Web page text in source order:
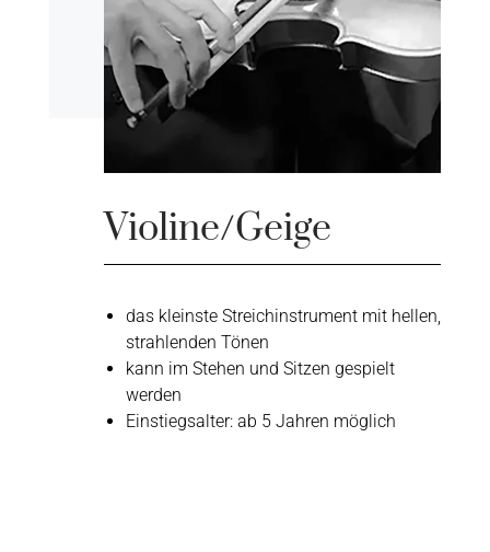
Violine/Geige
das kleinste Streichinstrument mit hellen,
strahlenden Tönen
kann im Stehen und Sitzen gespielt
werden
Einstiegsalter: ab 5 Jahren möglich